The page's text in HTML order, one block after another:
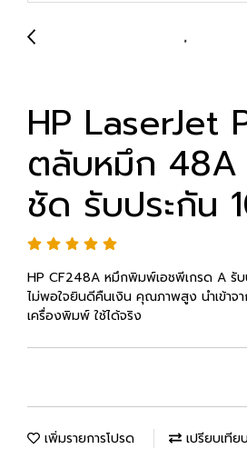
HP LaserJet
ตลับหมึก
ชัด รับประกัน
HP CF248A หมึกพิมพ์เอชพีเกรด A รับ
ไม่พอใจยินดีคืนเงิน คุณภาพสูง นำเข้า
เครื่องพิมพ์ ใช้ได้จริง
เพิ่มรายการโปรด เปรียบเทีย